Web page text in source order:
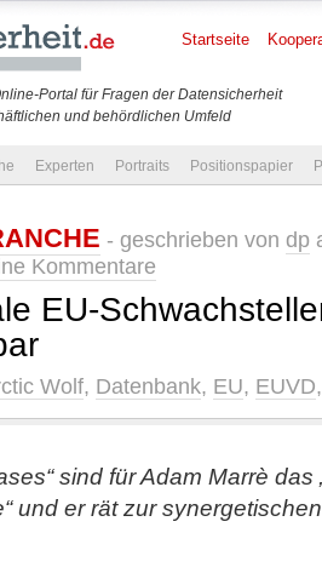
Portal für Fragen der Datensicherheit
und behördlichen Umfeld
Startseite
Experten Portraits Positionspapier
- geschrieben von dp
Kommentare
EU-
Wolf, Datenbank, EU, EUVD
sind für Adam Marrè
und er rät zur